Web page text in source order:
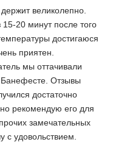
великолепно.
20 минут после того
достигаюся
приятен.
мы оттачивали
Отзывы
достаточно
рекомендую его для
замечательных
с удовольствием.